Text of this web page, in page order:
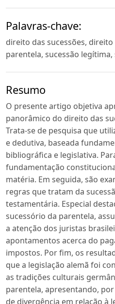
Palavras-chave:
direito das sucessões,
parentela, sucessão
Resumo
O presente artigo objetiva
panorâmico do direito das
Trata-se de pesquisa que
e dedutiva, baseada
bibliográfica e legislativa.
fundamentação
matéria. Em seguida, são
regras que tratam da
testamentária. Especial
sucessório da parentela,
a atenção dos juristas
apontamentos acerca do
impostos. Por fim, os
que a legislação alemã foi
as tradições culturais
parentela, apresentando,
de divergência em relação à